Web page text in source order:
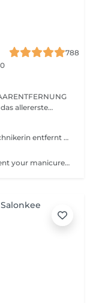
788
allererste
Wir kümmern uns um ihre Nägel! Ihre Technikerin entfernt sanft abgestorbene hautzellen, feilt und formt ihre Nägel und poliert die oberfläche für ein glattes, natürliches finish. Unsere meister bieten kantige, hardware- oder kombinierte manicures an, je nach ihren wünschen. Wie wird eine manicure ohne nagellack durchgeführt? - raue haut wird sanft entfernt - die form der nagelplatte wird behutsam korrigiert - die Nagelhaut und seitlichen ränder werden sorgfältig bearbeitet - Nagelhautöl und handcreme werden aufgetragen, um zu pflegen und zu hydratisieren Altersbeschränkung: empfohlen ab 14 Jahren. Nachbehandlungsempfehlungen: es sind keine speziellen Nachbehandlungen erforderlich. Häufigkeit: alle 3 Wochen.
Additional services available to complement your manicure or as standalone treatments. Nail Repair per nail (during service) Minor repair of a single nail (small crack, local damage or broken nail). This option can be added multiple times if more than one nail requires repair. Charged at 3€ per nail for Manicure with Gel Polish services. Nail Repair per nail (walk-in) Repair of one nail without manicure or polish application. Suitable for clients booking a repair only. Onycholysis Treatment per nail Targeted care for nails affected by onycholysis. Performed without polish to support healthy nail recovery. IBX Nail Repair System Professional nail treatment designed to strengthen and restore natural nails. Can be booked alone or combined with gel removal for deeper repair. Gel Polish Removal Gentle and careful removal of gel polish.